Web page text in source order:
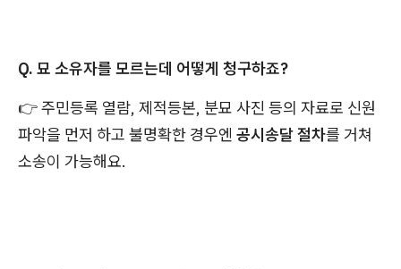
Q. 묘 소유자를 모르는데 어떻게 청구하죠?
👉 주민등록 열람, 제적등본, 분묘 사진 등의 자료로 신원
파악을 먼저 하고 불명확한 경우엔 공시송달 절차를 거쳐
소송이 가능해요.